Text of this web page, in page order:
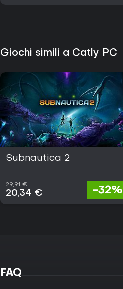
Giochi simili a Catly PC
Subnautica 2
29,91 €
20,34 € -32%
FAQ